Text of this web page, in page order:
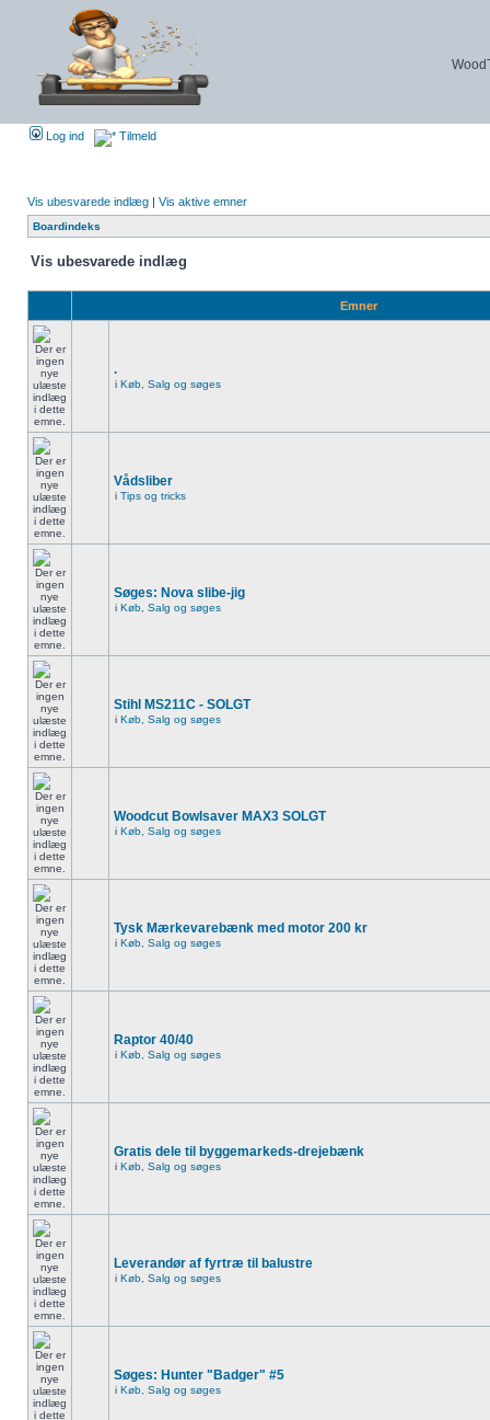
Log ind Tilmeld
Vis ubesvarede indlæg | Vis aktive emner
Boardindeks
Vis ubesvarede indlæg
Emner
.
i Køb, Salg og søges
Vådsliber
i Tips og tricks
Søges: Nova slibe-jig
i Køb, Salg og søges
Stihl MS211C - SOLGT
i Køb, Salg og søges
Woodcut Bowlsaver MAX3 SOLGT
i Køb, Salg og søges
Tysk Mærkevarebænk med motor 200 kr
i Køb, Salg og søges
Raptor 40/40
i Køb, Salg og søges
Gratis dele til byggemarkeds-drejebænk
i Køb, Salg og søges
Leverandør af fyrtræ til balustre
i Køb, Salg og søges
Søges: Hunter "Badger" #5
i Køb, Salg og søges